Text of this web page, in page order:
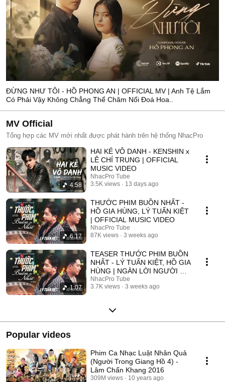
ĐỪNG NHƯ TÔI - HỒ PHONG AN | OFFICIAL MV | Anh Tệ Lắm
Có Phải Vậy Không Chẳng Thể Chăm Nổi Đoá Hoa..
MV Official
Tổng hợp các MV mới nhất được phát hành trên hệ thống NhacPro
4:58
HAI KẺ VÔ DANH - KENSHIN x
LÊ CHÍ TRUNG | OFFICIAL
MUSIC VIDEO
NhacPro Tube
3.5K views
13 days ago
6:17
THƯỚC PHIM BUỒN NHẤT -
HỒ GIA HÙNG, LÝ TUẤN KIỆT
| OFFICIAL MUSIC VIDEO
NhacPro Tube
87K views
3 weeks ago
1:07
TEASER THƯỚC PHIM BUỒN
NHẤT - LÝ TUẤN KIỆT, HỒ GIA
HÙNG | NGÀN LỜI NGƯỜI ĐÃ
NÓI KHÔNG SAI ....
NhacPro Tube
3.7K views
3 weeks ago
Popular videos
Phim Ca Nhạc Luật Nhân Quả
(Người Trong Giang Hồ 4) -
Lâm Chấn Khang 2016
309M views 10 years ago